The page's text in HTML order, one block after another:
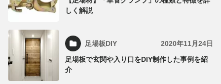
しく解説
足場板DIY 2020年11月24日
足場板で玄関や入り口をDIY制作した事例を紹
介